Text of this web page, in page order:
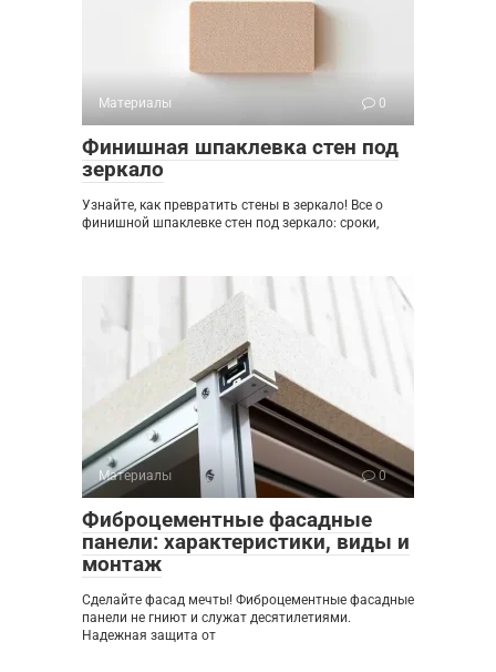
Материалы 0
Финишная шпаклевка стен под
зеркало
Узнайте, как превратить стены в зеркало! Все о
финишной шпаклевке стен под зеркало: сроки,
Материалы 0
Фиброцементные фасадные
панели: характеристики, виды и
монтаж
Сделайте фасад мечты! Фиброцементные фасадные
панели не гниют и служат десятилетиями.
Надежная защита от